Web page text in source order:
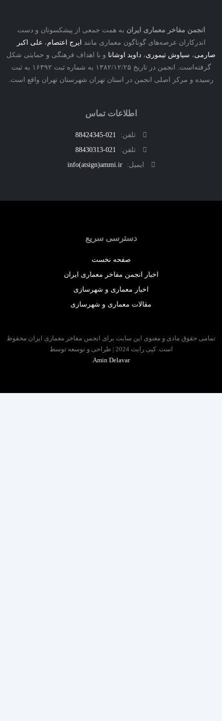
مفاخر معماری ایرانبه همت جمعی از پیشکسوتان و دست
عرصه‌های گوناگون معماری مانندایرج اعتصام،علی اکبر
،سیاوش تیموری،داوید اوشاناو با اهداف فرهنگی و حمایتی شکل
گرفته‌است. انجمن در تاریخ ۱۳۸۲/۱۲/۲۵ به شماره ثبت ۱۶۳۹۲ به ثبت
و مرکز اصلی انجمن در استان تهران شهرستان تهران واقع است.
اطلاعات تماس
تلفن:
021-88424345
تلفن:
021-88430313
ایمیل:
info(atsign)ammi.ir
دسترسی سریع
صفحه نخست
اخبار انجمن مفاخر معماری ایران
اخبار معماری و شهرسازی
مقالات معماری و شهرسازی
حقوق مادی و معنوی این سایت برای انجمن مفاخر معماری ایران محفوظ
است. کپی رایت 2024 | طراحی و توسعه توسط
Amin Delavar